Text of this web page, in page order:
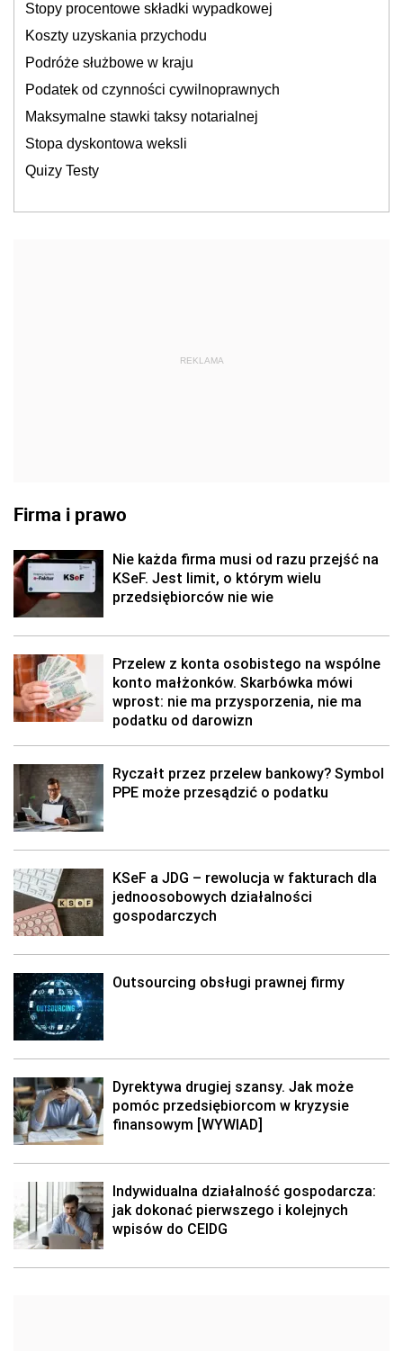
Stopy procentowe składki wypadkowej
Koszty uzyskania przychodu
Podróże służbowe w kraju
Podatek od czynności cywilnoprawnych
Maksymalne stawki taksy notarialnej
Stopa dyskontowa weksli
Quizy Testy
REKLAMA
Firma i prawo
Nie każda firma musi od razu przejść na
KSeF. Jest limit, o którym wielu
przedsiębiorców nie wie
Przelew z konta osobistego na wspólne
konto małżonków. Skarbówka mówi
wprost: nie ma przysporzenia, nie ma
podatku od darowizn
Ryczałt przez przelew bankowy? Symbol
PPE może przesądzić o podatku
KSeF a JDG – rewolucja w fakturach dla
jednoosobowych działalności
gospodarczych
Outsourcing obsługi prawnej firmy
Dyrektywa drugiej szansy. Jak może
pomóc przedsiębiorcom w kryzysie
finansowym [WYWIAD]
Indywidualna działalność gospodarcza:
jak dokonać pierwszego i kolejnych
wpisów do CEIDG